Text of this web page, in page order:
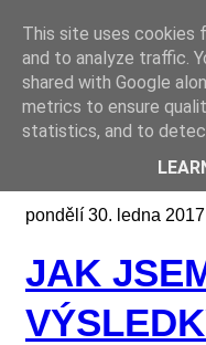
Online
pondělí 30. ledna 2017
JAK
This site uses cookies
and to analyze traffic.
shared with Google
metrics to ensure
statistics, and to